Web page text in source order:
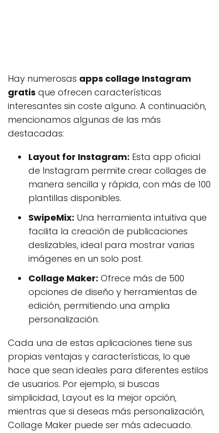
Hay numerosas apps collage Instagram
gratis que ofrecen características
interesantes sin coste alguno. A continuación,
mencionamos algunas de las más
destacadas:
Layout for Instagram: Esta app oficial
de Instagram permite crear collages de
manera sencilla y rápida, con más de 100
plantillas disponibles.
SwipeMix: Una herramienta intuitiva que
facilita la creación de publicaciones
deslizables, ideal para mostrar varias
imágenes en un solo post.
Collage Maker: Ofrece más de 500
opciones de diseño y herramientas de
edición, permitiendo una amplia
personalización.
Cada una de estas aplicaciones tiene sus
propias ventajas y características, lo que
hace que sean ideales para diferentes estilos
de usuarios. Por ejemplo, si buscas
simplicidad, Layout es la mejor opción,
mientras que si deseas más personalización,
Collage Maker puede ser más adecuado.